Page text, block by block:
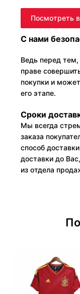
Посмотреть
С нами
Ведь перед тем,
праве
покупки и
его этапе.
Сроки
Мы всегда
заказа
способ
доставки до
из отдела